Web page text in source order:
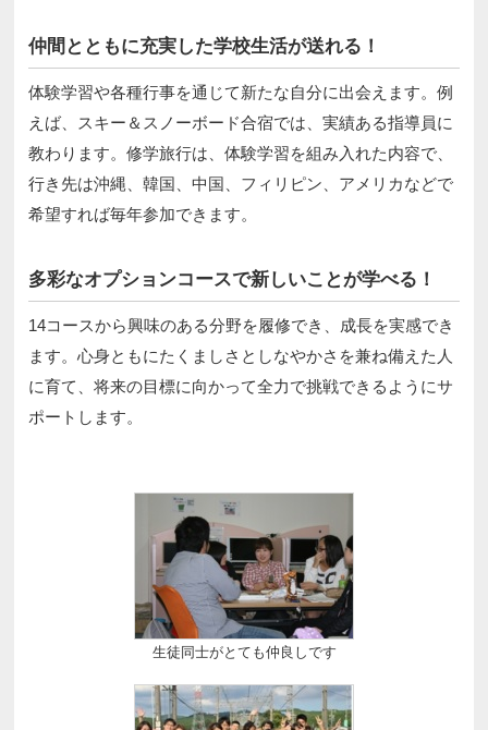
仲間とともに充実した学校生活が送れる！
体験学習や各種行事を通じて新たな自分に出会えます。例
えば、スキー＆スノーボード合宿では、実績ある指導員に
教わります。修学旅行は、体験学習を組み入れた内容で、
行き先は沖縄、韓国、中国、フィリピン、アメリカなどで
希望すれば毎年参加できます。
多彩なオプションコースで新しいことが学べる！
14コースから興味のある分野を履修でき、成長を実感でき
ます。心身ともにたくましさとしなやかさを兼ね備えた人
に育て、将来の目標に向かって全力で挑戦できるようにサ
ポートします。
生徒同士がとても仲良しです